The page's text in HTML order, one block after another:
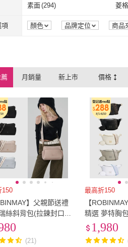
女性(253
素面(294) 菱格
動物紋( 卡通
素面
項 顏色 品牌定位 商品
月銷量 新上市 價格
150
】父親節送禮
絲斜背包(拉鍊封口/
選/女包)
(21)
最高折150
【
精選 夢特胸
封口/多色任選)
1,980